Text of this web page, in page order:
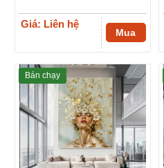
Giá: Liên hệ
Mua
Bán chạy